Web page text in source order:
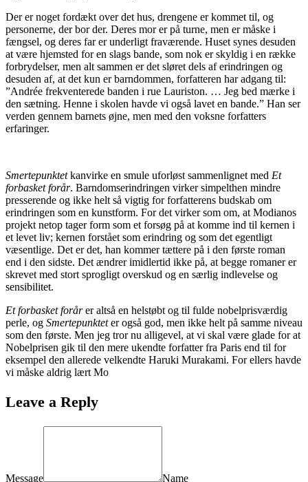
Der er noget fordækt over det hus, drengene er kommet til, og
personerne, der bor der. Deres mor er på turne, men er måske i
fængsel, og deres far er underligt fraværende. Huset synes desuden
at være hjemsted for en slags bande, som nok er skyldig i en række
forbrydelser, men alt sammen er det sløret dels af erindringen og
desuden af, at det kun er barndommen, forfatteren har adgang til:
”Andrée frekventerede banden i rue Lauriston. … Jeg bed mærke i
den sætning. Henne i skolen havde vi også lavet en bande.” Han ser
verden gennem barnets øjne, men med den voksne forfatters
erfaringer.
Smertepunktetkanvirke en smule uforløst sammenlignet med Et
forbasket forår. Barndomserindringen virker simpelthen mindre
presserende og ikke helt så vigtig for forfatterens budskab om
erindringen som en kunstform. For det virker som om, at Modianos
projekt netop tager form som et forsøg på at komme ind til kernen i
et levet liv; kernen forstået som erindring og som det egentligt
væsentlige. Det er det, han kommer tættere på i den første roman
end i den sidste. Det ændrer imidlertid ikke på, at begge romaner er
skrevet med stort sprogligt overskud og en særlig indlevelse og
sensibilitet.
Et forbasket forårer altså en helstøbt og til fulde nobelprisværdig
perle, og Smertepunkteter også god, men ikke helt på samme niveau
som den første. Men jeg tror nu alligevel, at vi skal være glade for at
Nobelprisen gik til den mere ukendte forfatter fra Paris end til for
eksempel den allerede velkendte Haruki Murakami. For ellers havde
vi måske aldrig lært Mo
Leave a Reply
Message Name